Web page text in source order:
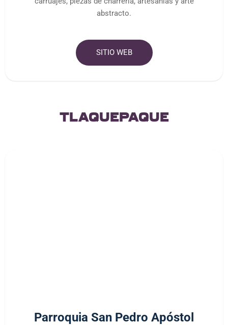
abstracto.
SITIO WEB
Tlaquepaque
Parroquia San Pedro Apóstol